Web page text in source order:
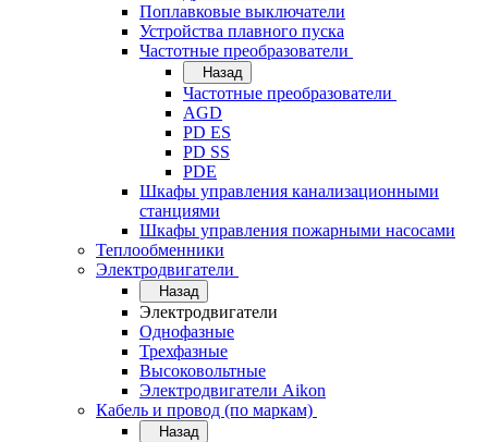
Поплавковые выключатели
Устройства плавного пуска
Частотные преобразователи
Назад
Частотные преобразователи
AGD
PD ES
PD SS
PDE
Шкафы управления канализационными
станциями
Шкафы управления пожарными насосами
Теплообменники
Электродвигатели
Назад
Электродвигатели
Однофазные
Трехфазные
Высоковольтные
Электродвигатели Aikon
Кабель и провод (по маркам)
Назад